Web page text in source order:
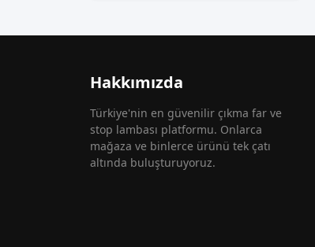
Hakkımızda
Türkiye'nin en güvenilir çıkma far ve
stop lambası platformu. Onlarca
mağaza ve binlerce ürünü tek çatı
altında buluşturuyoruz.